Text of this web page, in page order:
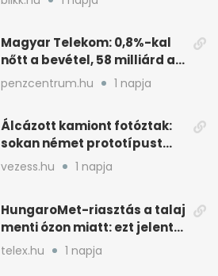
Magyar Telekom: 0,8%-kal
nőtt a bevétel, 58 milliárd a
nyereség
penzcentrum.hu 1 napja
Álcázott kamiont fotóztak:
sokan német prototípust
sejtenek mögötte
vezess.hu 1 napja
HungaroMet-riasztás a talaj
menti ózon miatt: ezt jelenti
a gyakorlatban
telex.hu 1 napja